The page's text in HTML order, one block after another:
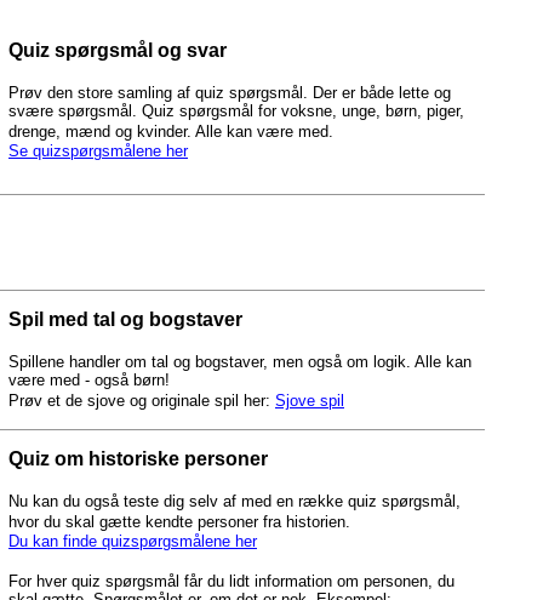
Quiz spørgsmål og svar
Prøv den store samling af quiz spørgsmål. Der er både lette og
svære spørgsmål. Quiz spørgsmål for voksne, unge, børn, piger,
drenge, mænd og kvinder. Alle kan være med.
Se quizspørgsmålene her
Spil med tal og bogstaver
Spillene handler om tal og bogstaver, men også om logik. Alle kan
være med - også børn!
Prøv et de sjove og originale spil her: Sjove spil
Quiz om historiske personer
Nu kan du også teste dig selv af med en række quiz spørgsmål,
hvor du skal gætte kendte personer fra historien.
Du kan finde quizspørgsmålene her
For hver quiz spørgsmål får du lidt information om personen, du